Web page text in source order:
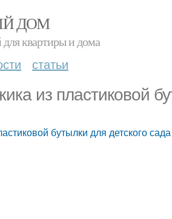
ДОМ
квартиры и дома
статьи
из пластиковой
бутылки для детского сада